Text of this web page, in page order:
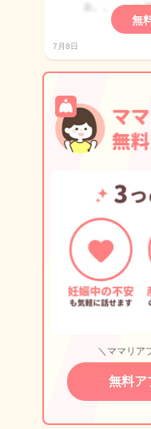
無
7月8日
＼ママリア
無料ア